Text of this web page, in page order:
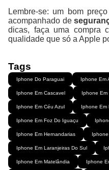
Lembre-se: um bom
acompanhado de
dicas, faça uma compra
qualidade que só a Apple
Tags
Iphone Do Paraguai Iphone Em
Iphone Em Cascavel Iphone Em
Iphone Em Céu Azul Iphone Em
Iphone Em Foz Do Iguaçu
Iphone Em Hernandarias
Iphone Em Laranjeiras Do Sul
Iphone Em Matelândia Iphone